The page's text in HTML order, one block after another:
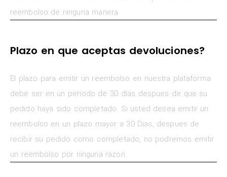
reembolso de ninguna manera.
Plazo en que aceptas devoluciones?
El plazo para emitir un reembolso en nuestra plataforma
debe ser en un periodo de 30 dias despues de que su
pedido haya sido completado. Si usted desea emitir un
reembolso en un plazo mayor a 30 Dias, despues de
recibir su pedido como completado, no podremos emitir
un reembolso por ninguna razon.